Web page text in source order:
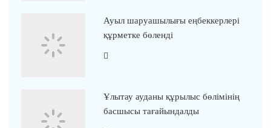
Ауыл шаруашылығы еңбеккерлері
құрметке бөленді
Ұлытау ауданы құрылыс бөлімінің
басшысы тағайындалды